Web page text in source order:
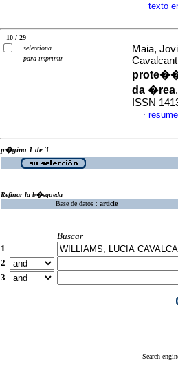
· texto
10 / 29
selecciona
para imprimir
Maia,
da �rea
ISSN
·
p�gina 1 de 3
Refinar la b�squeda
Base de datos : article
Buscar
1
2
3
Search